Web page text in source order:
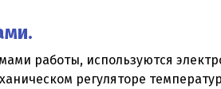
работы, используются
регуляторе